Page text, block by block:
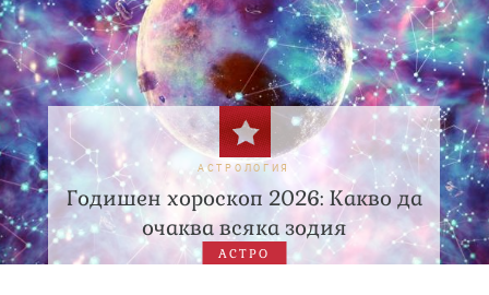
АСТРОЛОГИЯ
Годишен хороскоп 2026: Какво да
очаква всяка зодия
АСТРО